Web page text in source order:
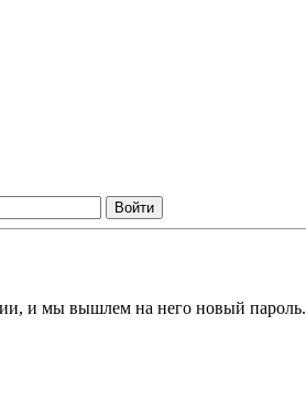
и мы вышлем на него новый пароль.